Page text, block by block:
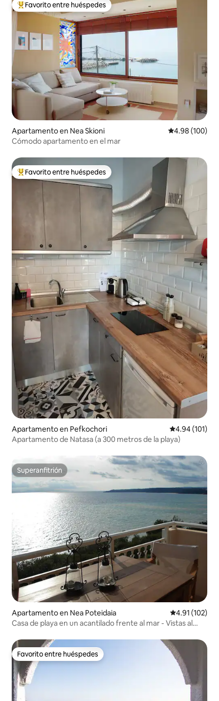
Favorito entre huéspedes preferido
Favorito entre huéspedes
Apartamento en Nea Skioni Calificación
4.98 (100)
Cómodo apartamento en el mar
Favorito entre huéspedes preferido
Favorito entre huéspedes
Apartamento en Pefkochori Calificación
4.94 (101)
Apartamento de Natasa (a 300 metros de la playa)
Superanfitrión
Superanfitrión
Apartamento en Nea Poteidaia Calificación
4.91 (102)
Casa de playa en un acantilado frente al mar - Vistas al
Favorito entre huéspedes
Favorito entre huéspedes